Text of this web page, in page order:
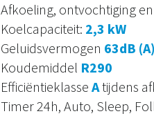
Afkoeling, ontvochtiging
Koelcapaciteit: 2,3 kW
Geluidsvermogen 63dB (A)
Koudemiddel R290
Efficiëntieklasse Atijdens
Timer 24h, Auto, Sleep,